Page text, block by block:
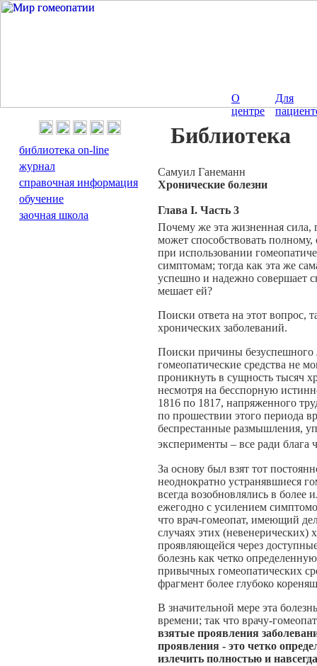
О
центре
Для
Библиотека
Cамуил Ганеманн
Хронические болезни
Глава I. Часть 3
Почему же эта жизненная сила,
может способствовать
при использовании
симптомам; тогда как эта же
успешно и надежно совершает
мешает ей?
Поиски ответа на этот вопрос,
хронических заболеваний.
Поиски причины безуспешного
гомеопатические средства не
проникнуть в сущность тысяч
несмотря на бесспорную
1816 по 1817, напряженного
по прошествии этого периода
беспрестанные размышления,
эксперименты – все ради блага
За основу был взят тот
неоднократно устранявшиеся
всегда возобновлялись в
ежегодно с усилением
что врач-гомеопат, имеющий
случаях этих (невенерических)
проявляющейся через
болезнь как четко
привычных гомеопатических
фрагмент более глубоко
В значительной мере эта
времени; так что врачу-
взятые проявления
проявления - это четко
излечить полностью и
библиотека on-line
журнал
справочная информация
обучение
заочная школа